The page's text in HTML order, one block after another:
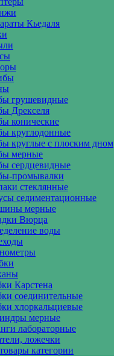
Кьедаля
грушевидные
Дрекселя
конические
круглодонные
круглые с плоским дном
мерные
сердцевидные
промывалки
стеклянные
седиментационные
мерные
Вюрца
воды
Карстена
соединительные
хлоркальциевые
мерные
лабораторные
ложечки
категории